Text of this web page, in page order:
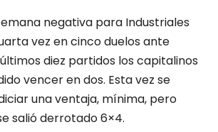
negativa para Industriales
vez en cinco duelos ante
diez partidos los capitalinos
vencer en dos. Esta vez se
una ventaja, mínima, pero
salió derrotado 6×4.